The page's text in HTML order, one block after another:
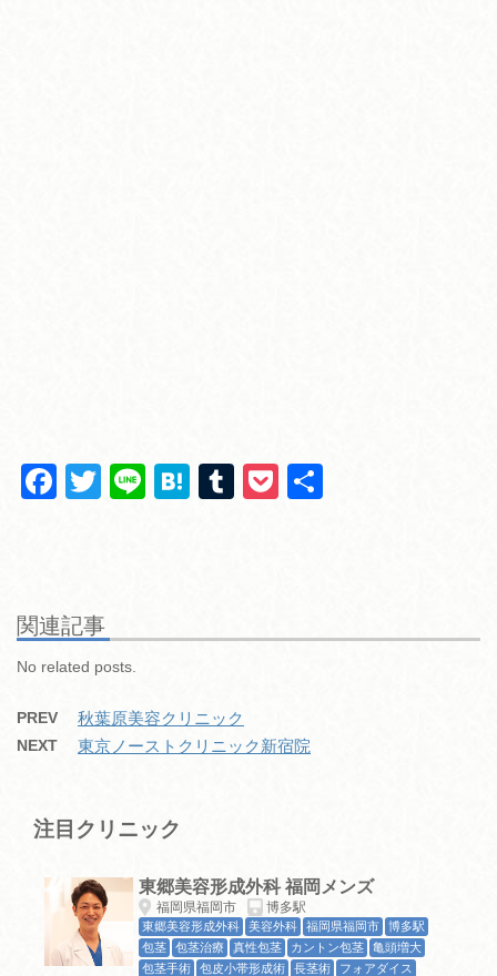
F
b
o
k
T
Li
H
T
P
関連記事
No related posts.
PREV 秋葉原美容クリニック
NEXT 東京ノーストクリニック新宿院
注目クリニック
東郷美容形成外科 福岡メンズ
福岡県福岡市 博多駅
東郷美容形成外科 美容外科 福岡県福岡市
博多駅
包茎
包茎治療 真性包茎 カントン包茎
亀頭増大
包茎手術
包皮小帯形成術 長茎術 フォアダイス